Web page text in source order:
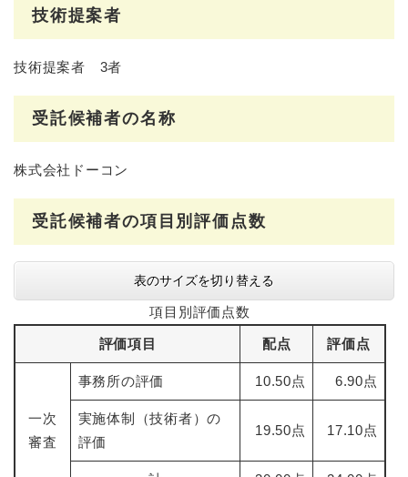
技術提案者
技術提案者 3者
受託候補者の名称
株式会社ドーコン
受託候補者の項目別評価点数
表のサイズを切り替える
項目別評価点数
評価項目 配点 評価点
一次
審査
事務所の評価 10.50点 6.90点
実施体制（技術者）の
評価
19.50点 17.10点